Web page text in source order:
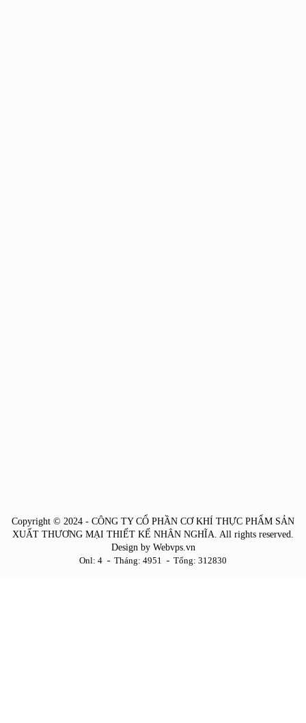
Copyright © 2024 - CÔNG TY CỔ PHẦN CƠ KHÍ THỰC PHẨM SẢN
XUẤT THƯƠNG MẠI THIẾT KẾ NHÂN NGHĨA. All rights reserved.
Design by Webvps.vn
Onl: 4
Tháng: 4951 Tổng: 312830